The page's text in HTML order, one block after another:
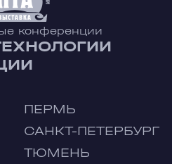
конференции
ПЕРМЬ
САНКТ-ПЕТЕРБУРГ
ТЮМЕНЬ